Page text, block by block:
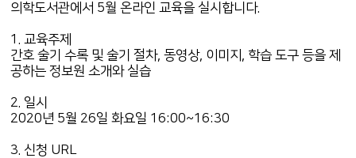
의학도서관에서 5월 온라인 교육을 실시합니다.
1. 교육주제
간호 술기 수록 및 술기 절차, 동영상, 이미지, 학습 도구 등을 제
공하는 정보원 소개와 실습
2. 일시
2020년 5월 26일 화요일 16:00~16:30
3. 신청 URL